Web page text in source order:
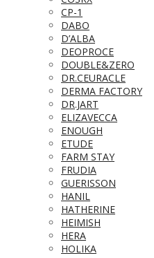
CP-1
DABO
D’ALBA
DEOPROCE
DOUBLE&ZERO
DR.CEURACLE
DERMA FACTORY
DR.JART
ELIZAVECCA
ENOUGH
ETUDE
FARM STAY
FRUDIA
GUERISSON
HANIL
HATHERINE
HEIMISH
HERA
HOLIKA